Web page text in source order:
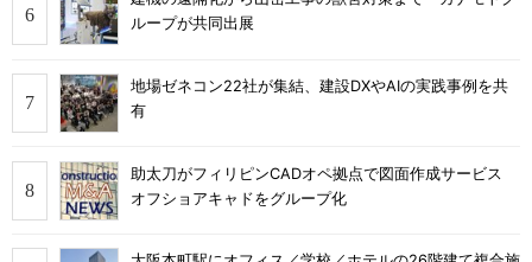
ループが共同出展
地場ゼネコン22社が集結、建設DXやAIの実践事例を共
有
助太刀がフィリピンCADオペ拠点で図面作成サービス
オフショアキャドをグループ化